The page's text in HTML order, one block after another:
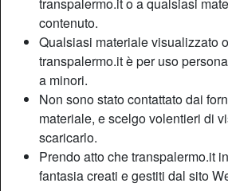
contenuto.
Qualsiasi materiale visualizzato
transpalermo.it è per uso
a minori.
Non sono stato contattato dai
materiale, e scelgo volentieri di
scaricarlo.
Prendo atto che transpalermo.it
fantasia creati e gestiti dal sito
Nickname:
Età:
Paese:
Provincia:
Sesso:
Sessualità:
Relazione:
Colore degli occhi: